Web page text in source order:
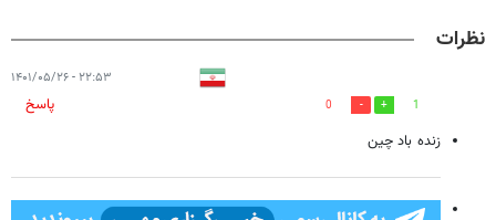
نظرات
۲۲:۵۳ - ۱۴۰۱/۰۵/۲۶
1
0
پاسخ
زنده باد چین